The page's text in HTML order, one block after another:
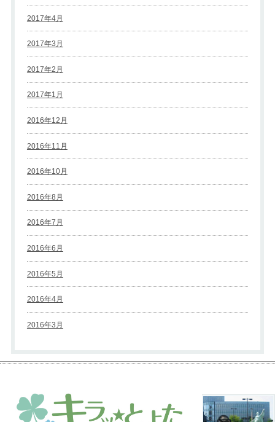
2017年4月
2017年3月
2017年2月
2017年1月
2016年12月
2016年11月
2016年10月
2016年8月
2016年7月
2016年6月
2016年5月
2016年4月
2016年3月